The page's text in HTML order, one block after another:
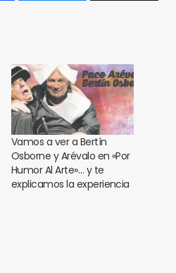
Vamos a ver a Bertín
Osborne y Arévalo en «Por
Humor Al Arte»… y te
explicamos la experiencia